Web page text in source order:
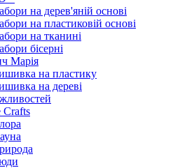
на дерев'яній основі
на пластиковій основі
на тканині
бісерні
Марія
на пластику
на дереві
Crafts